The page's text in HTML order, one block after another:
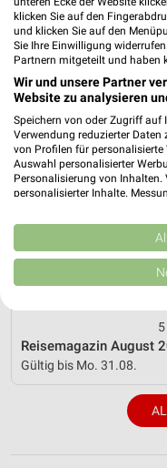
Gültig bis Mi. 12.08.
ALDI SÜD
Gültig bis Mo. 31.08.
klicken Sie auf den
und klicken Sie auf den
Sie Ihre Einwilligung
Partnern mitgeteilt und haben
Wir und unsere Partner
Website zu analysieren
Speichern von oder Zugriff
Verwendung reduzierter Daten
von Profilen für
Auswahl personalisierter
Personalisierung von Inhalten.
personalisierter Inhalte.
Kombinationen von Daten aus
Verbesserung der Angebote.
von Inhalten.
Daten können außerhalb der
USA gesendet werden.
Website/App.
Partnerliste anzeigen (1
Wir nutzen Ihre Daten für
Speichern von oder
auf einem Endgerät